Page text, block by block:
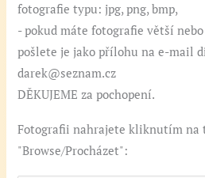
fotografie typu: jpg, png, bmp,
- pokud máte fotografie větší
pošlete je jako přílohu na e-mail
darek@seznam.cz
DĚKUJEME za pochopení.
Fotografii nahrajete kliknutím na
"Browse/Procházet":